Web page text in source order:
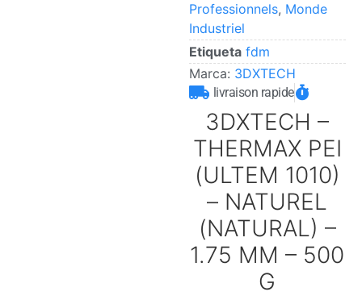
Professionnels, Monde
Industriel
Etiqueta fdm
Marca: 3DXTECH
livraison rapide
3DXTECH –
THERMAX PEI
(ULTEM 1010)
– NATUREL
(NATURAL) –
1.75 MM – 500
G